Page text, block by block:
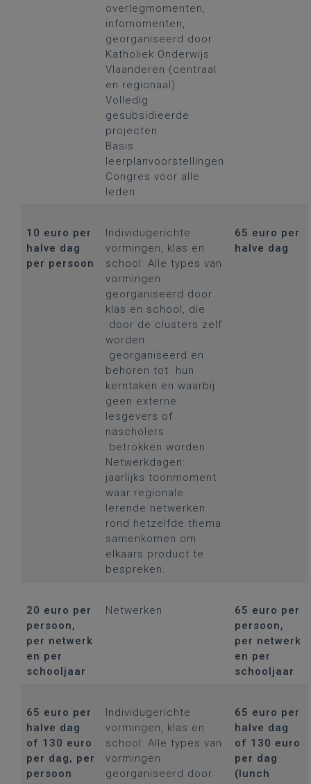
overlegmomenten,
infomomenten, …
georganiseerd door
Katholiek Onderwijs
Vlaanderen (centraal
en regionaal)
Volledig
gesubsidieerde
projecten
Basis
leerplanvoorstellingen
Congres voor alle
leden
10 euro per
halve dag
per persoon
Individugerichte
vormingen, klas en
school: Alle types van
vormingen
georganiseerd door
klas en school, die
door de clusters zelf
worden
georganiseerd en
behoren tot hun
kerntaken en waarbij
geen externe
lesgevers of
nascholers
betrokken worden
Netwerkdagen:
jaarlijks toonmoment
waar regionale
lerende netwerken
rond hetzelfde thema
samenkomen om
elkaars product te
bespreken.
65 euro per
halve dag
20 euro per
persoon,
per netwerk
en per
schooljaar
Netwerken
65 euro per
persoon,
per netwerk
en per
schooljaar
65 euro per
halve dag
of 130 euro
per dag, per
persoon
Individugerichte
vormingen, klas en
school: Alle types van
vormingen
georganiseerd door
65 euro per
halve dag
of 130 euro
per dag
(lunch